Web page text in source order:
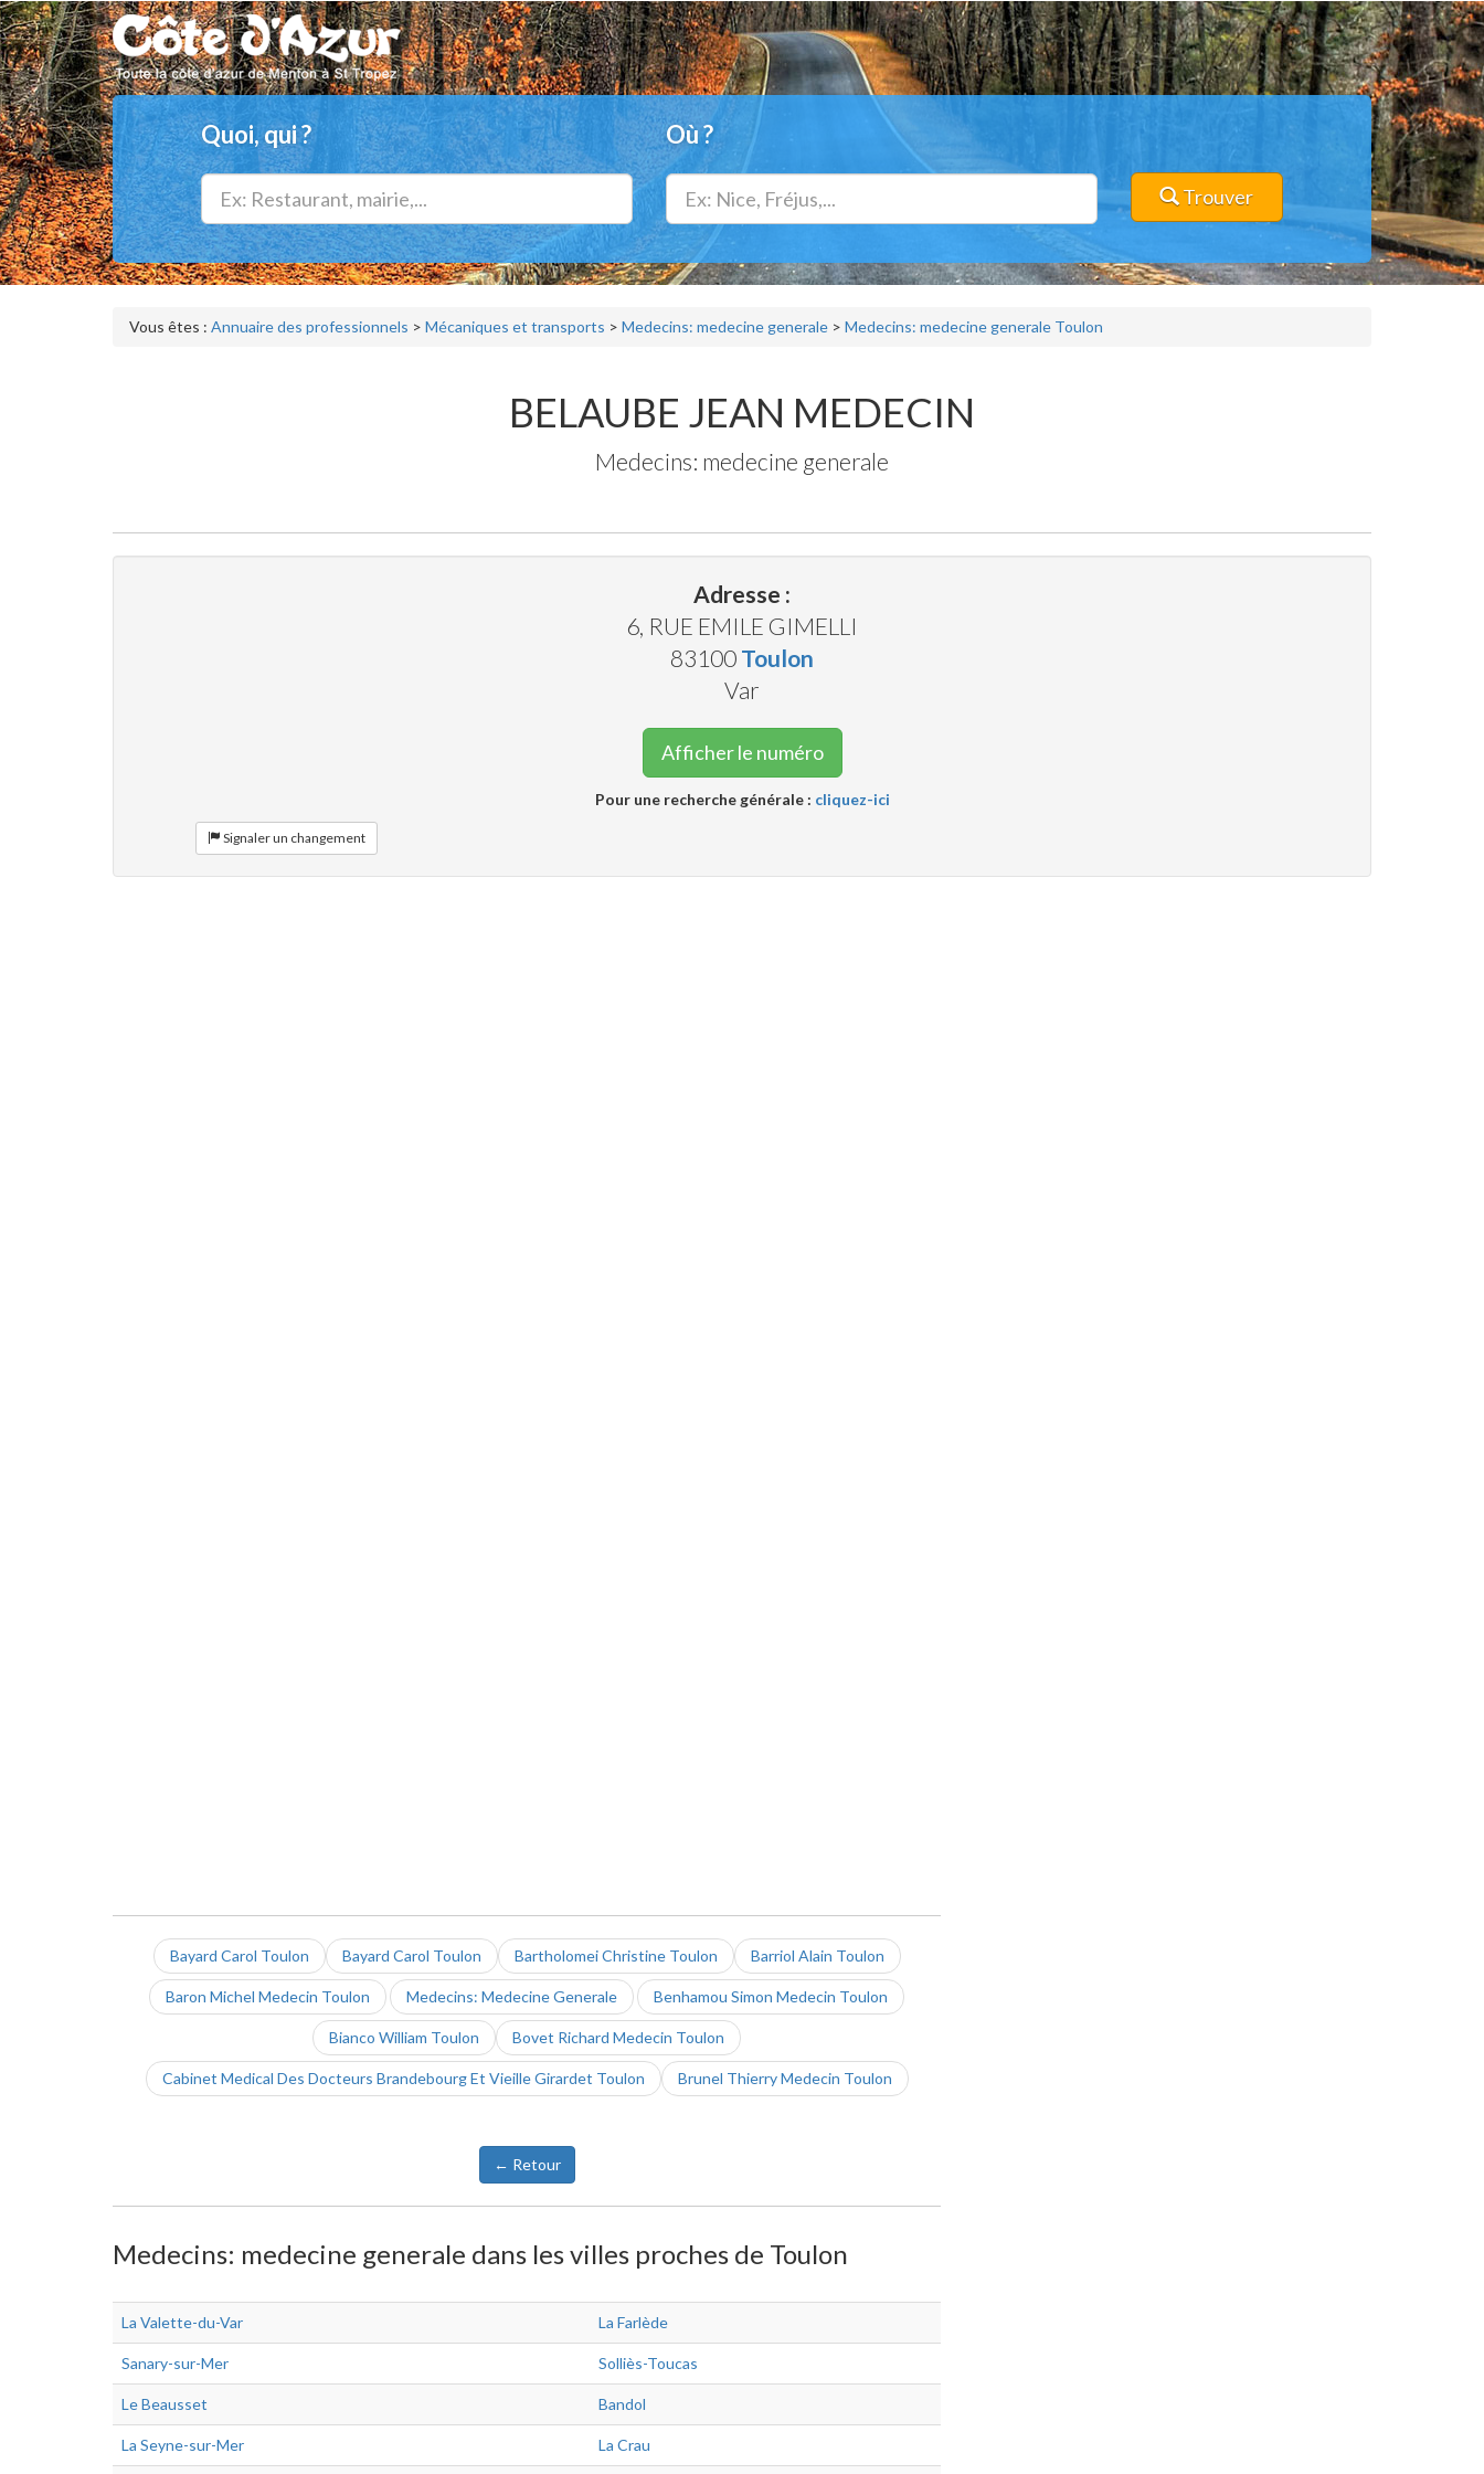
Quoi, qui ? Où ?
Trouver
Vous êtes : Annuaire des professionnels > Mécaniques et transports > Medecins: medecine generale > Medecins: medecine generale Toulon
BELAUBE JEAN MEDECIN
Medecins: medecine generale
Adresse :
6, RUE EMILE GIMELLI
83100 Toulon
Var
Afficher le numéro
Pour une recherche générale : cliquez-ici
Signaler un changement
Bayard Carol Toulon Bayard Carol Toulon Bartholomei Christine Toulon Barriol Alain Toulon
Baron Michel Medecin Toulon Medecins: Medecine Generale Benhamou Simon Medecin Toulon
Bianco William Toulon Bovet Richard Medecin Toulon
Cabinet Medical Des Docteurs Brandebourg Et Vieille Girardet Toulon Brunel Thierry Medecin Toulon
← Retour
Medecins: medecine generale dans les villes proches de Toulon
La Valette-du-Var La Farlède
Sanary-sur-Mer Solliès-Toucas
Le Beausset Bandol
La Seyne-sur-Mer La Crau